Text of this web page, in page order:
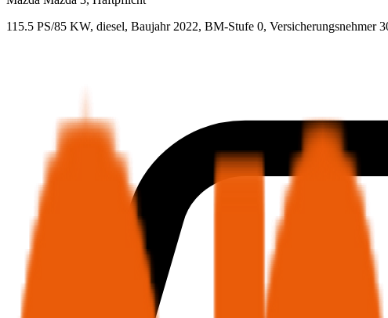
115.5 PS/85 KW, diesel, Baujahr 2022, BM-Stufe 0, Versicherungsnehmer